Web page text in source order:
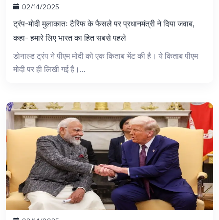
02/14/2025
ट्रंप-मोदी मुलाकातः टैरिफ के फैसले पर प्रधानमंत्री ने दिया जवाब,
कहा- हमारे लिए भारत का हित सबसे पहले
डोनाल्ड ट्रंप ने पीएम मोदी को एक किताब भेंट की है। ये किताब पीएम
मोदी पर ही लिखी गई है।...